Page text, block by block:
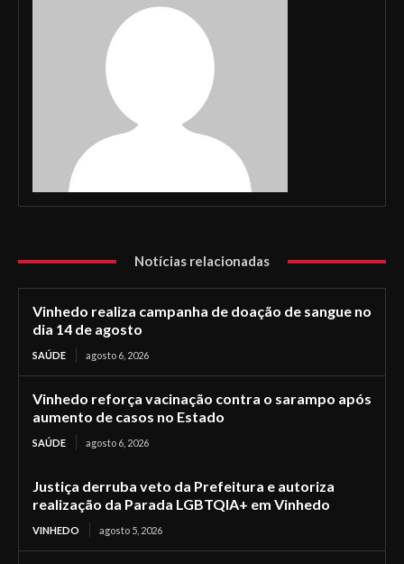
Notícias relacionadas
Vinhedo realiza campanha de doação de sangue no
dia 14 de agosto
SAÚDE agosto 6, 2026
Vinhedo reforça vacinação contra o sarampo após
aumento de casos no Estado
SAÚDE agosto 6, 2026
Justiça derruba veto da Prefeitura e autoriza
realização da Parada LGBTQIA+ em Vinhedo
VINHEDO agosto 5, 2026